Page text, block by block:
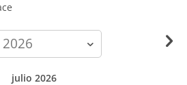
julio 2026